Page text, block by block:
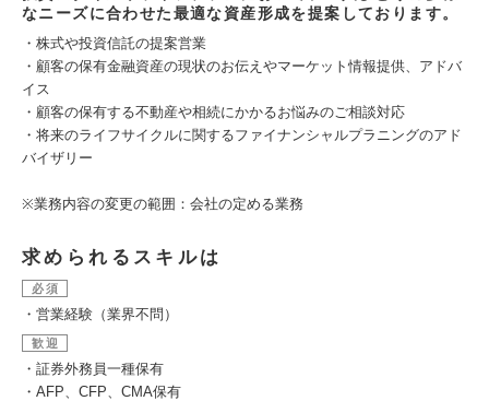
なニーズに合わせた最適な資産形成を提案しております。
・株式や投資信託の提案営業
・顧客の保有金融資産の現状のお伝えやマーケット情報提供、アドバ
イス
・顧客の保有する不動産や相続にかかるお悩みのご相談対応
・将来のライフサイクルに関するファイナンシャルプラニングのアド
バイザリー
※業務内容の変更の範囲：会社の定める業務
求められるスキルは
必須
・営業経験（業界不問）
歓迎
・証券外務員一種保有
・AFP、CFP、CMA保有